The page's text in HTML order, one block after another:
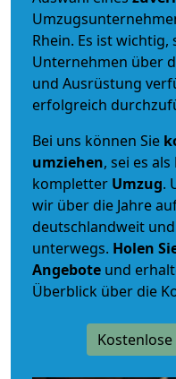
Rhein. Es ist
Unternehmen über
und Ausrüstung
erfolgreich
Bei uns können Sie
umziehen, sei es als
kompletter Umzug.
wir über die Jahre
deutschlandweit
unterwegs. Holen
Angebote und
Überblick über die